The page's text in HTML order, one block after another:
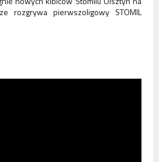
rozgrywa pierwszoligowy STOMIL